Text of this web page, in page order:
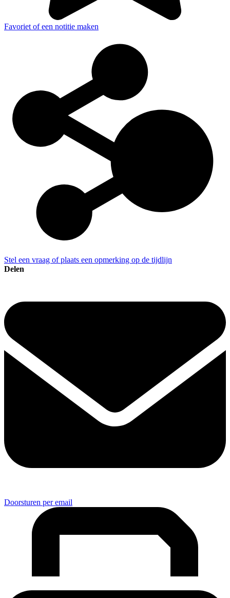
Favoriet of een notitie maken
Stel een vraag of plaats een opmerking op de tijdlijn
Delen
Doorsturen per email